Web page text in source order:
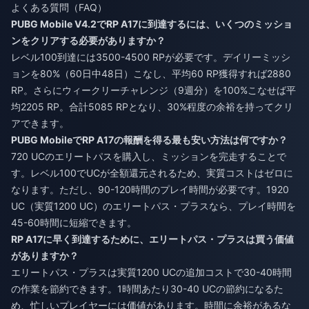
よくある質問（FAQ）
PUBG Mobile V4.2でRP A17に到達するには、いくつのミッショ
ンをクリアする必要がありますか？
レベル100到達には3500-4500 RPが必要です。デイリーミッシ
ョンを80%（60日中48日）こなし、平均60 RP獲得すれば2880
RP。さらにウィークリーチャレンジ（9週分）を100%こなせば平
均2205 RP。合計5085 RPとなり、30%程度の余裕を持ってクリ
アできます。
PUBG MobileでRP A17の報酬を得る最も安い方法は何ですか？
720 UCのエリートパスを購入し、ミッションを完走することで
す。レベル100でUCが全額還元されるため、実質コストはゼロに
なります。ただし、90-120時間のプレイ時間が必要です。1920
UC（実質1200 UC）のエリートパス・プラスなら、プレイ時間を
45-60時間に短縮できます。
RP A17に早く到達するために、エリートパス・プラスは買う価値
がありますか？
エリートパス・プラスは実質1200 UCの追加コストで30-40時間
の作業を節約できます。1時間あたり30-40 UCの節約になるた
め、忙しいプレイヤーには価値があります。時間に余裕があるな